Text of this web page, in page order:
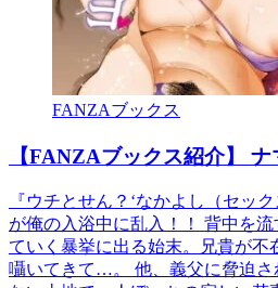
FANZAブックス
【FANZAブックス紹介】 ナ
『ウチとせん？‘なかよし（セッ
が俺の入浴中に乱入！！ 背中を
ていく暴挙に出る始末。兄貴が不
囁いてきて…。 他、義父に脅迫